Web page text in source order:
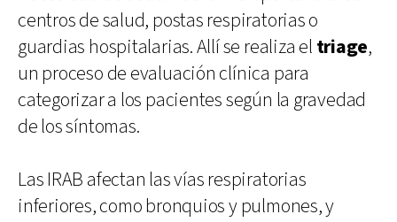
centros de salud, postas respiratorias o
guardias hospitalarias. Allí se realiza el triage,
un proceso de evaluación clínica para
categorizar a los pacientes según la gravedad
de los síntomas.
Las IRAB afectan las vías respiratorias
inferiores, como bronquios y pulmones, y